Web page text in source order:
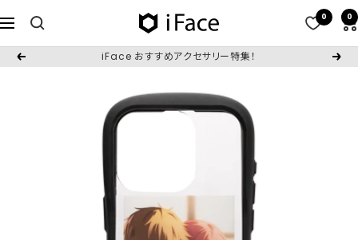
ン
ナ
ビ
ゲ
iFace
日
本
式
0 0
戻
iFace おすすめアクセサリー特集！
次